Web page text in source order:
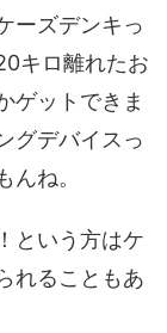
ーズデンキっ
キロ離れたお
ゲットできま
グデバイスっ
ね。
という方はケ
れることもあ